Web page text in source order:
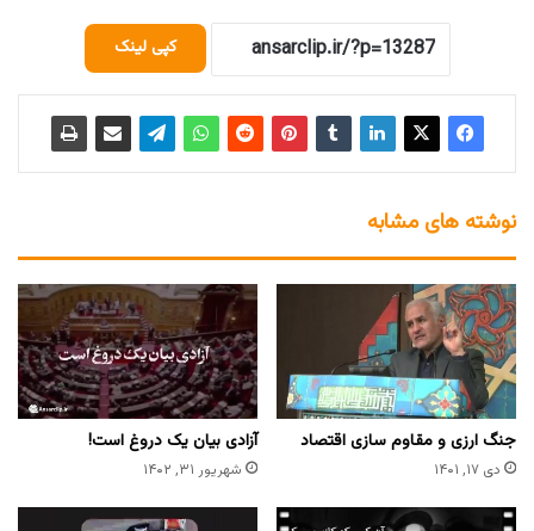
کپی لینک
نوشته های مشابه
جنگ ارزی و مقاوم سازی اقتصاد
دی ۱۷, ۱۴۰۱
آزادی بیان یک دروغ است!
شهریور ۳۱, ۱۴۰۲